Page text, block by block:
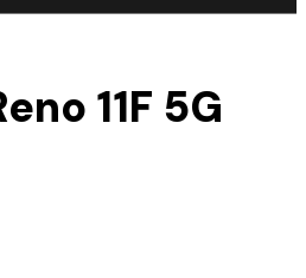
11F 5G